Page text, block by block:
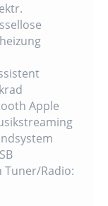
Apple
Radio: